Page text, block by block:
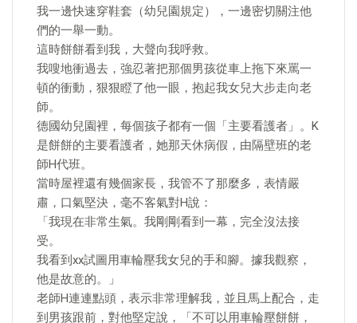
我一邊快速穿鞋套（幼兒園規定），一邊密切關注他
們的一舉一動。
這時餅餅看到我，大聲向我呼救。
我嗖地衝過去，強忍著把那個男孩從車上拖下來罵一
頓的衝動，狠狠瞪了他一眼，抱起我女兒大步走向老
師。
德國幼兒園裡，每個孩子都有一個「主要看護者」。K
是餅餅的主要看護者，她那天休病假，由隔壁班的老
師H代班。
當時屋裡還有幾個家長，我管不了那麼多，表情嚴
肅，口氣堅決，毫不客氣對H說：
「我現在非常生氣。我剛剛看到一幕，完全沒法接
受。
我看到xx試圖用車輪壓我女兒的手和腳。據我觀察，
他是故意的。」
老師H連連點頭，表示非常理解我，並且馬上配合，走
到男孩跟前，對他堅定說，「不可以用車輪壓餅餅，